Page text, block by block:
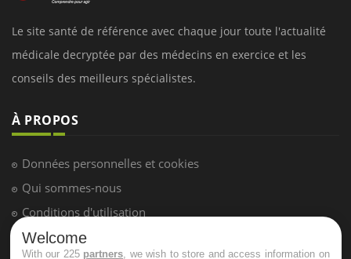
Le site santé de référence avec chaque jour toute l'actualité
médicale decryptée par des médecins en exercice et les
conseils des meilleurs spécialistes.
À PROPOS
Données personnelles et cookies
Qui sommes-nous
Conditions d'utilisation
Plan du site
Welcome
With our 225 partners , we wish to store and access information on